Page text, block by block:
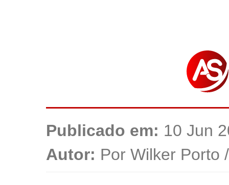
Publicado em: 10 Jun
Autor: Por Wilker Porto